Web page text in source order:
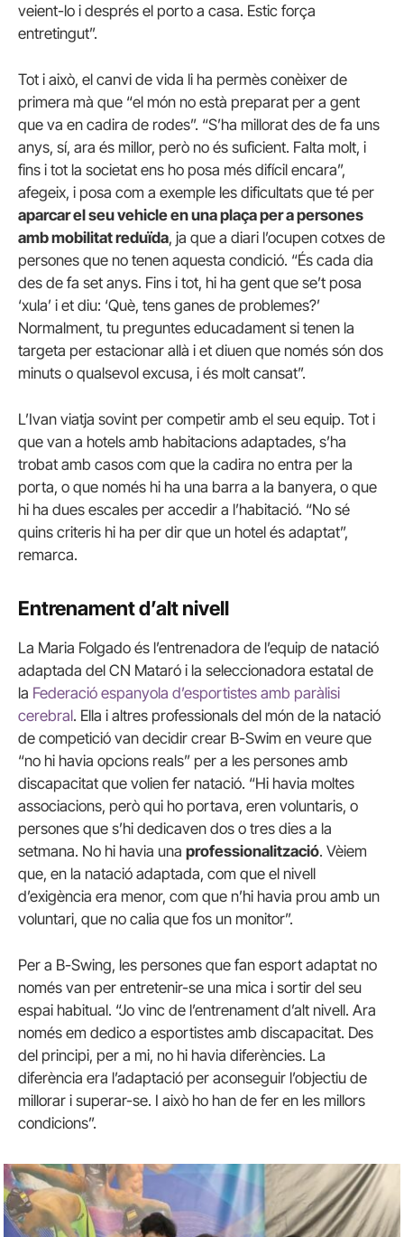
veient-lo i després el porto a casa. Estic força
entretingut”.
Tot i això, el canvi de vida li ha permès conèixer de
primera mà que “el món no està preparat per a gent
que va en cadira de rodes”. “S’ha millorat des de fa uns
anys, sí, ara és millor, però no és suficient. Falta molt, i
fins i tot la societat ens ho posa més difícil encara”,
afegeix, i posa com a exemple les dificultats que té per
aparcar el seu vehicle en una plaça per a persones
amb mobilitat reduïda, ja que a diari l’ocupen cotxes de
persones que no tenen aquesta condició. “És cada dia
des de fa set anys. Fins i tot, hi ha gent que se’t posa
‘xula’ i et diu: ‘Què, tens ganes de problemes?’
Normalment, tu preguntes educadament si tenen la
targeta per estacionar allà i et diuen que només són dos
minuts o qualsevol excusa, i és molt cansat”.
L’Ivan viatja sovint per competir amb el seu equip. Tot i
que van a hotels amb habitacions adaptades, s’ha
trobat amb casos com que la cadira no entra per la
porta, o que només hi ha una barra a la banyera, o que
hi ha dues escales per accedir a l’habitació. “No sé
quins criteris hi ha per dir que un hotel és adaptat”,
remarca.
Entrenament d’alt nivell
La Maria Folgado és l’entrenadora de l’equip de natació
adaptada del CN Mataró i la seleccionadora estatal de
la Federació espanyola d’esportistes amb paràlisi
cerebral. Ella i altres professionals del món de la natació
de competició van decidir crear B-Swim en veure que
“no hi havia opcions reals” per a les persones amb
discapacitat que volien fer natació. “Hi havia moltes
associacions, però qui ho portava, eren voluntaris, o
persones que s’hi dedicaven dos o tres dies a la
setmana. No hi havia una professionalització. Vèiem
que, en la natació adaptada, com que el nivell
d’exigència era menor, com que n’hi havia prou amb un
voluntari, que no calia que fos un monitor”.
Per a B-Swing, les persones que fan esport adaptat no
només van per entretenir-se una mica i sortir del seu
espai habitual. “Jo vinc de l’entrenament d’alt nivell. Ara
només em dedico a esportistes amb discapacitat. Des
del principi, per a mi, no hi havia diferències. La
diferència era l’adaptació per aconseguir l’objectiu de
millorar i superar-se. I això ho han de fer en les millors
condicions”.